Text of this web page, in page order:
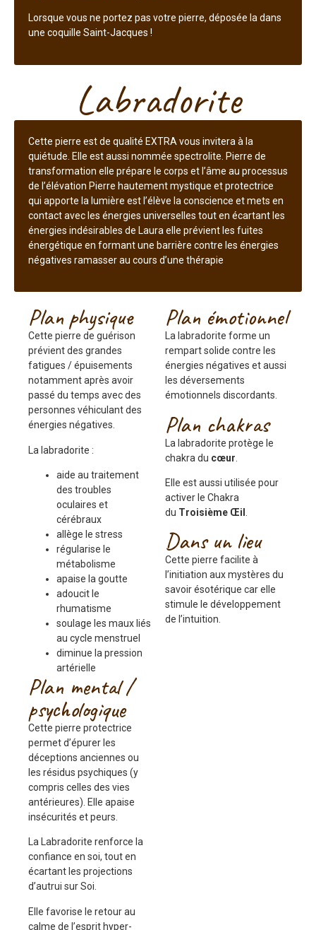
Lorsque vous ne portez pas votre pierre, déposée la dans
une coquille Saint-Jacques !
Labradorite
Cette pierre est de qualité EXTRA vous invitera à la
quiétude. Elle est aussi nommée spectrolite. Pierre de
transformation elle prépare le corps et l’âme au processus
de l’élévation Pierre hautement mystique et protectrice
qui apporte la lumière est l’élève la conscience et mets en
contact avec les énergies universelles tout en écartant les
énergies indésirables de Laura elle prévient les fuites
énergétique en formant une barrière contre les énergies
négatives ramasser au cours d’une thérapie
Plan physique
Cette pierre de guérison
prévient des grandes
fatigues / épuisements
notamment après avoir
passé du temps avec des
personnes véhiculant des
énergies négatives.
La labradorite :
aide au traitement
des troubles
oculaires et
cérébraux
allège le stress
régularise le
métabolisme
apaise la goutte
adoucit le
rhumatisme
soulage les maux liés
au cycle menstruel
diminue la pression
artérielle
Plan mental /
psychologique
Cette pierre protectrice
permet d’épurer les
déceptions anciennes ou
les résidus psychiques (y
compris celles des vies
antérieures). Elle apaise
insécurités et peurs.
La Labradorite renforce la
confiance en soi, tout en
écartant les projections
d’autrui sur Soi.
Elle favorise le retour au
calme de l’esprit hyper-
Plan émotionnel
La labradorite forme un
rempart solide contre les
énergies négatives et aussi
les déversements
émotionnels discordants.
Plan chakras
La labradorite protège le
chakra du cœur
Elle est aussi utilisée pour
activer le Chakra
du Troisième Œil
Dans un lieu
Cette pierre facilite à
l’initiation aux mystères du
savoir ésotérique car elle
stimule le développement
de l’intuition.